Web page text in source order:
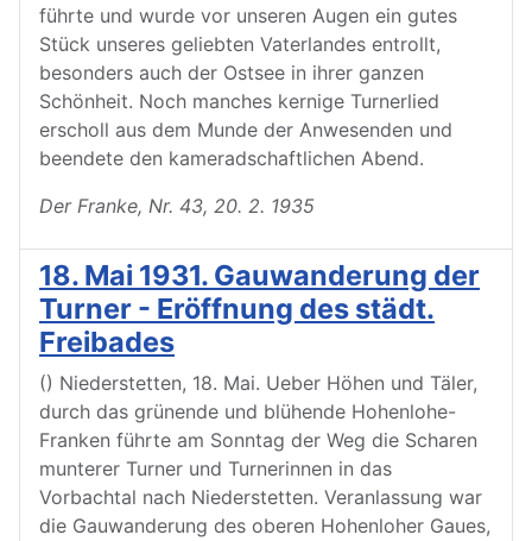
führte und wurde vor unseren Augen ein gutes
Stück unseres geliebten Vaterlandes entrollt,
besonders auch der Ostsee in ihrer ganzen
Schönheit. Noch manches kernige Turnerlied
erscholl aus dem Munde der Anwesenden und
beendete den kameradschaftlichen Abend.
Der Franke, Nr. 43, 20. 2. 1935
18. Mai 1931. Gauwanderung der
Turner - Eröffnung des städt.
Freibades
() Niederstetten, 18. Mai. Ueber Höhen und Täler,
durch das grünende und blühende Hohenlohe-
Franken führte am Sonntag der Weg die Scharen
munterer Turner und Turnerinnen in das
Vorbachtal nach Niederstetten. Veranlassung war
die Gauwanderung des oberen Hohenloher Gaues,